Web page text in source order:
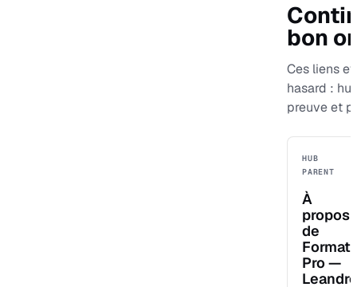
bon
Ces liens
hasard :
preuve et
HUB
PARENT
À
propos
de
Pro —
Leandro